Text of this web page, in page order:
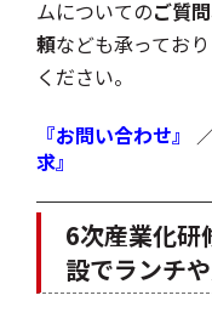
ムについてのご質
頼なども承ってお
ください。
『お問い合わせ』
求』
6次産業化研
設でランチ